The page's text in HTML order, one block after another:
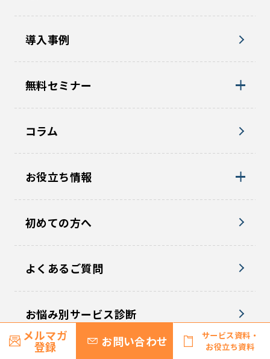
メルマガ
登録 お問い合わせ
サービス資料・
お役立ち資料
お悩み別サービス診断